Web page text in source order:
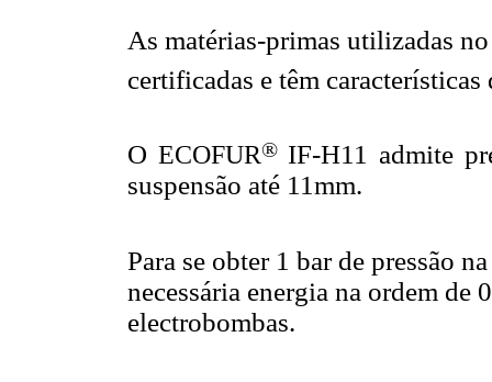
As matérias-primas utilizadas
certificadas e têm
O ECOFUR® IF-H11 admite
suspensão até 11mm.
Para se obter 1 bar de pressão
necessária energia na ordem de
electrobombas.